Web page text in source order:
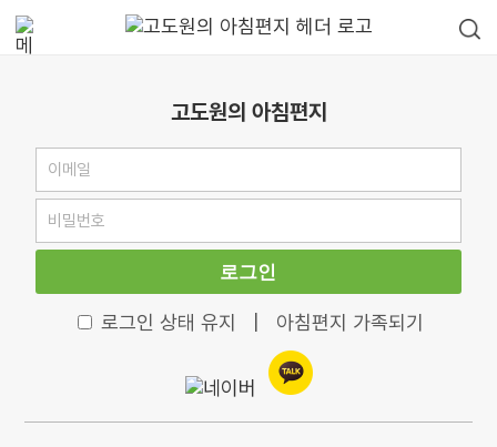
고도원의 아침편지
로그인
로그인 상태 유지 아침편지 가족되기